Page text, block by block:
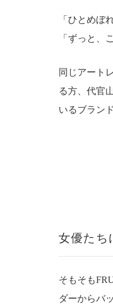
「ひとめぼ
「ずっと、
同じアート
る方、代官
いるブラン
女優たち
そもそも
ダーからバ